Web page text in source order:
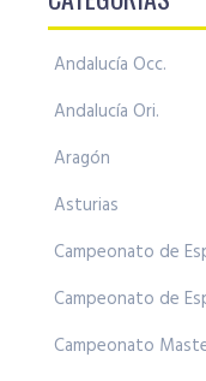
Andalucía Occ.
Andalucía Ori.
Aragón
Asturias
Campeonato de
Campeonato de
Campeonato